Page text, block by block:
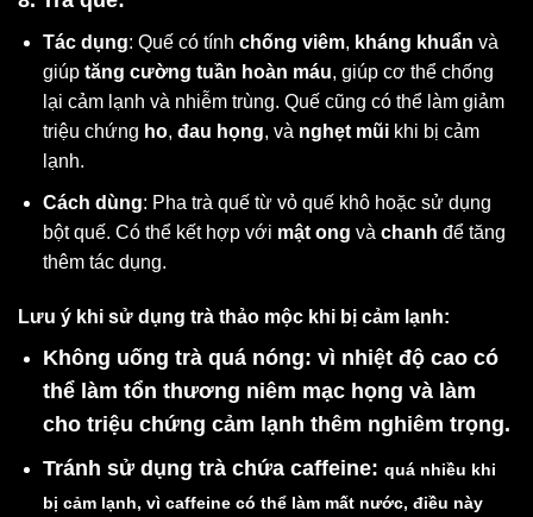
Tác dụng: Quế có tính chống viêm, kháng khuẩn và
giúp tăng cường tuần hoàn máu, giúp cơ thể chống
lại cảm lạnh và nhiễm trùng. Quế cũng có thể làm giảm
triệu chứng ho, đau họng, và nghẹt mũikhi bị cảm
lạnh.
Cách dùng: Pha trà quế từ vỏ quế khô hoặc sử dụng
bột quế. Có thể kết hợp với mật ong và chanh để tăng
thêm tác dụng.
Lưu ý khi sử dụng trà thảo mộc khi bị cảm lạnh:
Không uống trà quá nóng: vì nhiệt độ cao có
thể làm tổn thương niêm mạc họng và làm
cho triệu chứng cảm lạnh thêm nghiêm trọng.
Tránh sử dụng trà chứa caffeine: quá nhiều khi
bị cảm lạnh, vì caffeine có thể làm mất nước, điều này